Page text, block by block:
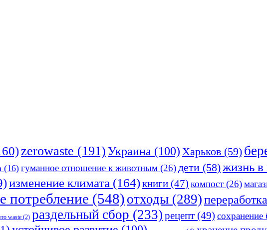
zerowaste (191)Украина (100) Харьков (59)
(16) гуманное отношение к животным (26)дети (58)жизнь в
изменение климата (164)книги (47) компост (26)
потребление (548) отходы (289)переработка
waste (2) раздельный сбор (233) рецепт (49) сохранение